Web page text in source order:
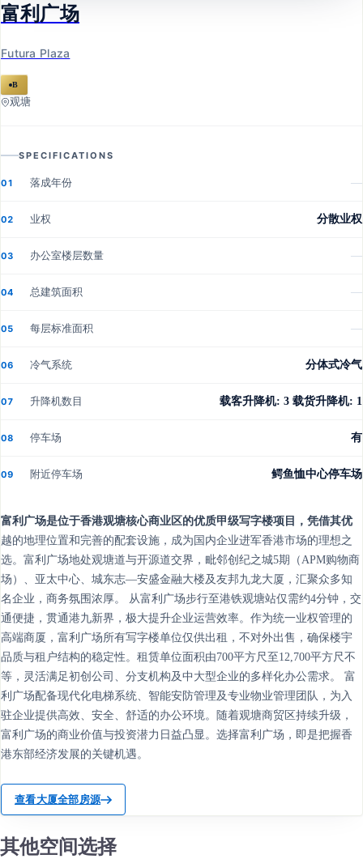
富利广场
Futura Plaza
富利广场
Futura Plaza
B
观塘
SPECIFICATIONS
01 落成年份 —
02 业权 分散业权
03 办公室楼层数量 —
04 总建筑面积 —
05 每层标准面积 —
06 冷气系统 分体式冷气
07 升降机数目 载客升降机: 3 载货升降机: 1
08 停车场 有
09 附近停车场 鳄鱼恤中心停车场
富利广场是位于香港观塘核心商业区的优质甲级写字楼项目，凭借其优
越的地理位置和完善的配套设施，成为国内企业进军香港市场的理想之
选。富利广场地处观塘道与开源道交界，毗邻创纪之城5期（APM购物商
场）、亚太中心、城东志—安盛金融大楼及友邦九龙大厦，汇聚众多知
名企业，商务氛围浓厚。 从富利广场步行至港铁观塘站仅需约4分钟，交
通便捷，贯通港九新界，极大提升企业运营效率。作为统一业权管理的
高端商厦，富利广场所有写字楼单位仅供出租，不对外出售，确保楼宇
品质与租户结构的稳定性。租赁单位面积由700平方尺至12,700平方尺不
等，灵活满足初创公司、分支机构及中大型企业的多样化办公需求。 富
利广场配备现代化电梯系统、智能安防管理及专业物业管理团队，为入
驻企业提供高效、安全、舒适的办公环境。随着观塘商贸区持续升级，
富利广场的商业价值与投资潜力日益凸显。选择富利广场，即是把握香
港东部经济发展的关键机遇。
查看大厦全部房源
其他空间选择